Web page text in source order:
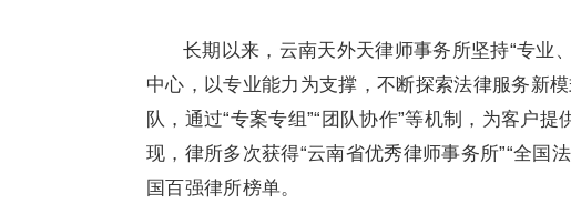
长期以来，云南天外天律师事务所坚持“专业
中心，以专业能力为支撑，不断探索法律服务新
队，通过“专案专组”“团队协作”等机制，为客户
现，律所多次获得“云南省优秀律师事务所”“全国
国百强律所榜单。